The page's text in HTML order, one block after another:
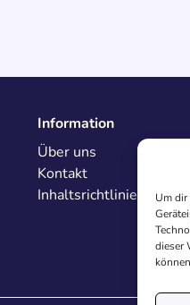
Um
dieser
Information
Über uns
Kontakt
Inhaltsrichtlinien